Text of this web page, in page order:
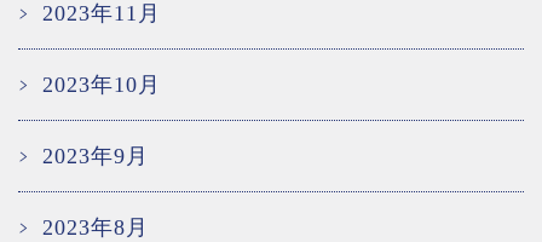
2023年11月
2023年10月
2023年9月
2023年8月